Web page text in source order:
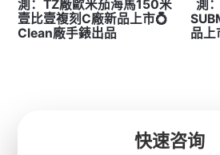
測：TZ廠歐米茄海馬150米
壹比壹複刻C廠新品上市💍
Clean廠手錶出品
測
品上
快速咨询